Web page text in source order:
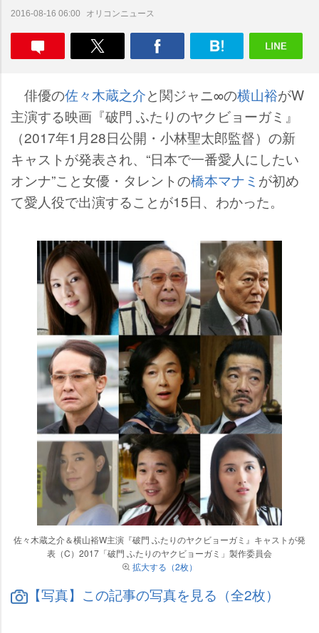
2016-08-16 06:00 オリコンニュース
俳優の佐々木蔵之介と関ジャニ∞の横山裕がW
主演する映画『破門 ふたりのヤクビョーガミ』
（2017年1月28日公開・小林聖太郎監督）の新
キャストが発表され、“日本で一番愛人にしたい
オンナ”こと女優・タレントの橋本マナミ が初め
て愛人役で出演することが15日、わかった。
佐々木蔵之介＆横山裕W主演『破門 ふたりのヤクビョーガミ』キャストが発
表（C）2017「破門 ふたりのヤクビョーガミ」製作委員会
拡大する（2枚）
【写真】この記事の写真を見る（全2枚）